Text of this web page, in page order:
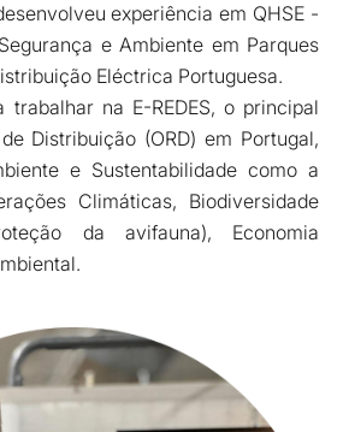
experiência em QHSE -
e Ambiente em Parques
Eléctrica Portuguesa.
trabalhar na E-REDES, o principal
Distribuição (ORD) em Portugal,
e Sustentabilidade como a
Climáticas, Biodiversidade
da avifauna), Economia